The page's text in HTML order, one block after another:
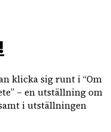
klicka sig runt i “Om
– en utställning om
samt i utställningen